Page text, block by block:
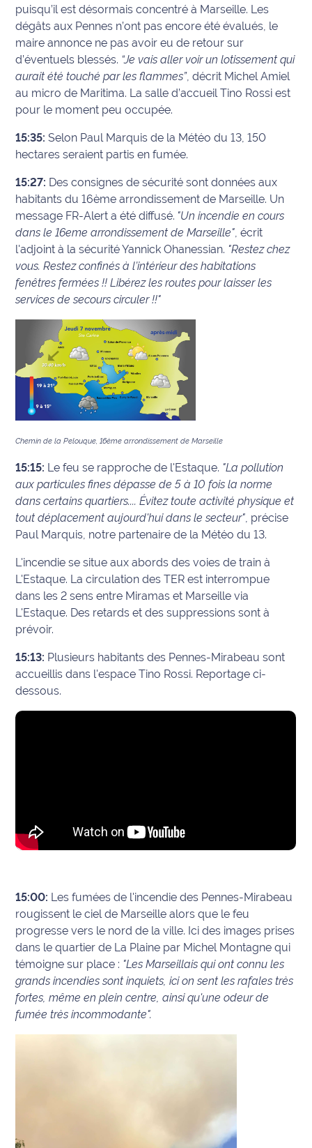
puisqu’il est désormais concentré à Marseille. Les
dégâts aux Pennes n’ont pas encore été évalués, le
maire annonce ne pas avoir eu de retour sur
d’éventuels blessés. “Je vais aller voir un lotissement qui
aurait été touché par les flammes”, décrit Michel Amiel
au micro de Maritima. La salle d’accueil Tino Rossi est
pour le moment peu occupée.
15:35:Selon Paul Marquis de la Météo du 13, 150
hectares seraient partis en fumée.
15:27: Des consignes de sécurité sont données aux
habitants du 16ème arrondissement de Marseille. Un
message FR-Alert a été diffusé. "Un incendie en cours
dans le 16eme arrondissement de Marseille" , écrit
l'adjoint à la sécurité Yannick Ohanessian. "Restez chez
vous. Restez confinés à l’intérieur des habitations
fenêtres fermées !! Libérez les routes pour laisser les
services de secours circuler !!"
Chemin de la Pelouque, 16ème arrondissement de Marseille
15:15: Le feu se rapproche de l'Estaque. "La pollution
aux particules fines dépasse de 5 à 10 fois la norme
dans certains quartiers.... Évitez toute activité physique et
tout déplacement aujourd'hui dans le secteur", précise
Paul Marquis, notre partenaire de la Météo du 13.
L'incendie se situe aux abords des voies de train à
L'Estaque. La circulation des TER est interrompue
dans les 2 sens entre Miramas et Marseille via
L'Estaque. Des retards et des suppressions sont à
prévoir.
15:13: Plusieurs habitants des Pennes-Mirabeau sont
accueillis dans l'espace Tino Rossi. Reportage ci-
dessous.
15:00: Les fumées de l'incendie des Pennes-Mirabeau
rougissent le ciel de Marseille alors que le feu
progresse vers le nord de la ville. Ici des images prises
dans le quartier de La Plaine par Michel Montagne qui
témoigne sur place : "Les Marseillais qui ont connu les
grands incendies sont inquiets, ici on sent les rafales très
fortes, même en plein centre, ainsi qu'une odeur de
fumée très incommodante".